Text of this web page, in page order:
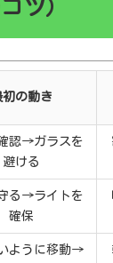
ツ）
初の動き
認→ガラスを
避ける
る→ライトを
確保
ように移動→